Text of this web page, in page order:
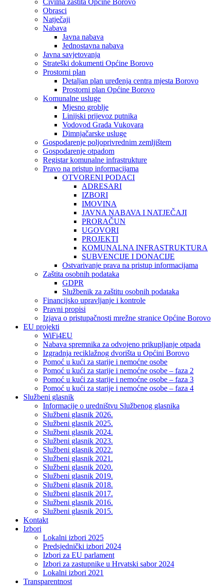
Civilna zaštita Općine Borovo
Obrasci
Natječaji
Nabava
Javna nabava
Jednostavna nabava
Javna savjetovanja
Strateški dokumenti Općine Borovo
Prostorni plan
Detaljan plan uređenja centra mjesta Borovo
Prostorni plan Općine Borovo
Komunalne usluge
Mjesno groblje
Linijski prijevoz putnika
Vodovod Grada Vukovara
Dimnjačarske usluge
Gospodarenje poljoprivrednim zemljištem
Gospodarenje otpadom
Registar komunalne infrastrukture
Pravo na pristup informacijama
OTVORENI PODACI
ADRESARI
IZBORI
IMOVINA
JAVNA NABAVA I NATJEČAJI
PRORAČUN
UGOVORI
PROJEKTI
KOMUNALNA INFRASTRUKTURA
SUBVENCIJE I DONACIJE
Ostvarivanje prava na pristup informacijama
Zaštita osobnih podataka
GDPR
Službenik za zaštitu osobnih podataka
Financijsko upravljanje i kontrole
Pravni propisi
Izjava o pristupačnosti mrežne stranice Općine Borovo
EU projekti
WiFi4EU
Nabava spremnika za odvojeno prikupljanje otpada
Izgradnja reciklažnog dvorišta u Općini Borovo
Pomoć u kući za starije i nemoćne osobe
Pomoć u kući za starije i nemoćne osobe – faza 2
Pomoć u kući za starije i nemoćne osobe – faza 3
Pomoć u kući za starije i nemoćne osobe – faza 4
Službeni glasnik
Informacije o uredništvu Službenog glasnika
Službeni glasnik 2026.
Službeni glasnik 2025.
Službeni glasnik 2024.
Službeni glasnik 2023.
Službeni glasnik 2022.
Službeni glasnik 2021.
Službeni glasnik 2020.
Službeni glasnik 2019.
Službeni glasnik 2018.
Službeni glasnik 2017.
Službeni glasnik 2016.
Službeni glasnik 2015.
Kontakt
Izbori
Lokalni izbori 2025
Predsjednički izbori 2024
Izbori za EU parlament
Izbori za zastupnike u Hrvatski sabor 2024
Lokalni izbori 2021
Transparentnost